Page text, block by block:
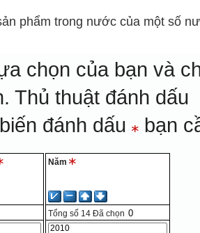
phẩm trong nước của một số
chọn của bạn và
Thủ thuật đánh dấu
đánh dấu bạn
Năm
Tổng số 14 Đã chọn